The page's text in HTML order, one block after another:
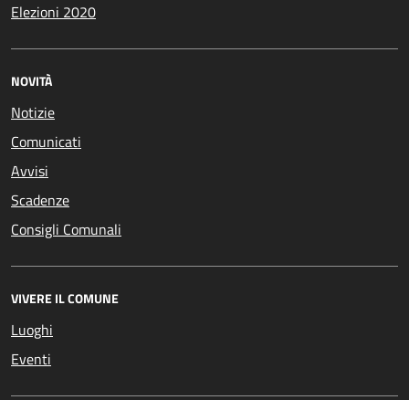
Elezioni 2020
NOVITÀ
Notizie
Comunicati
Avvisi
Scadenze
Consigli Comunali
VIVERE IL COMUNE
Luoghi
Eventi